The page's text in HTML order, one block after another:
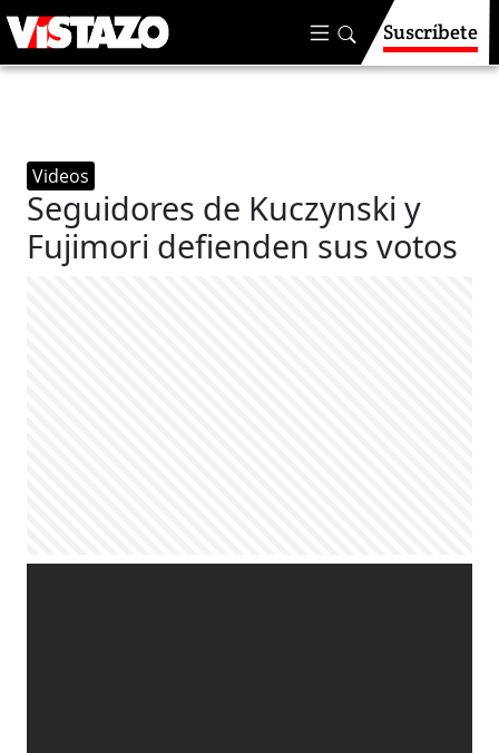
Suscríbete
Videos
Seguidores de Kuczynski y
Fujimori defienden sus votos